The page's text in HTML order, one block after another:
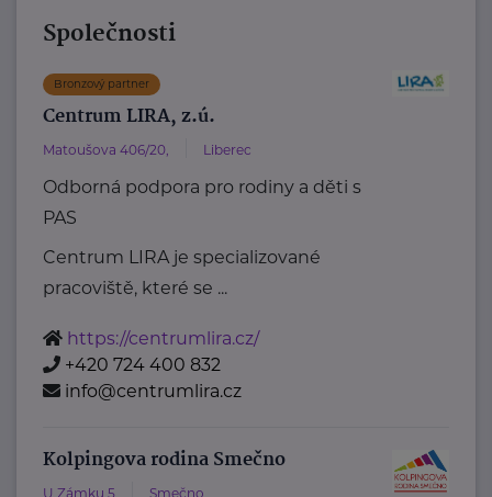
Společnosti
Bronzový partner
Centrum LIRA, z.ú.
Matoušova 406/20, Liberec
Odborná podpora pro rodiny a děti s
PAS
Centrum LIRA je specializované
pracoviště, které se ...
https://centrumlira.cz/
+420 724 400 832
info@centrumlira.cz
Kolpingova rodina Smečno
U Zámku 5 Smečno